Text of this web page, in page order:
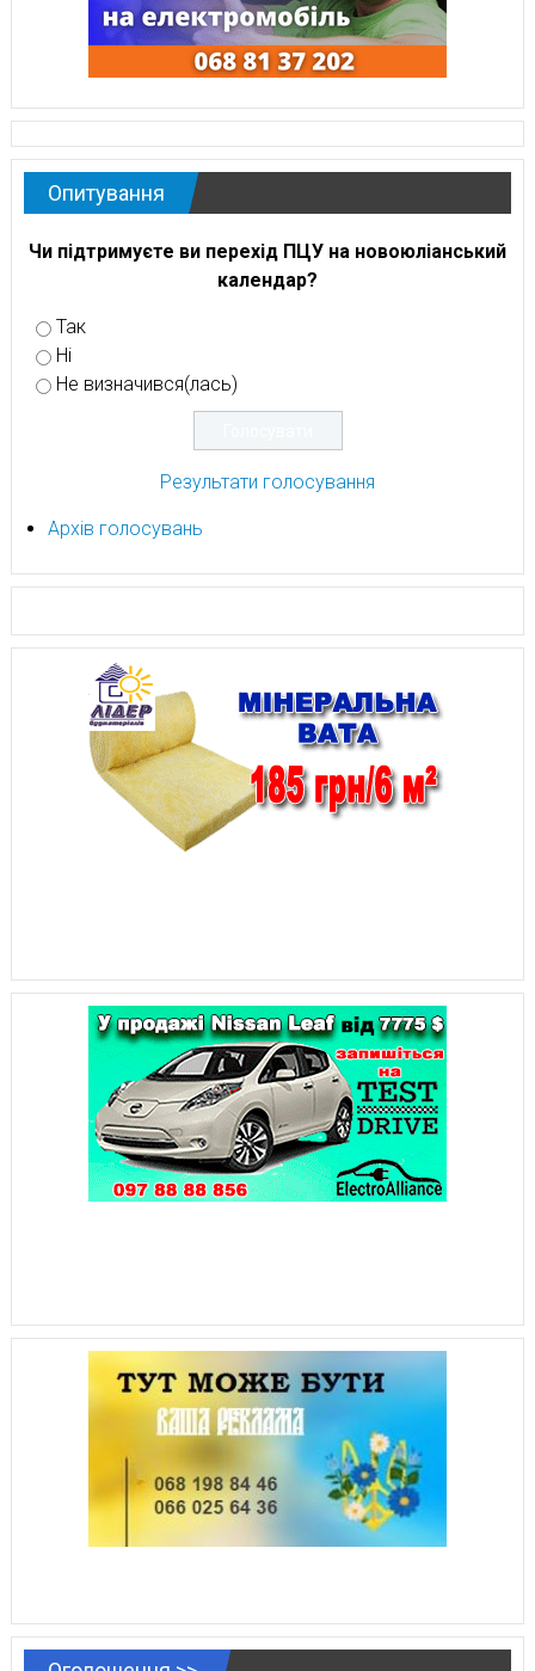
Опитування
Чи підтримуєте ви перехід ПЦУ на новоюліанський
календар?
Так
Ні
Не визначився(лась)
Результати голосування
Архів голосувань